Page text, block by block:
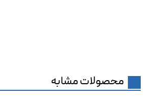
محصولات مشابه